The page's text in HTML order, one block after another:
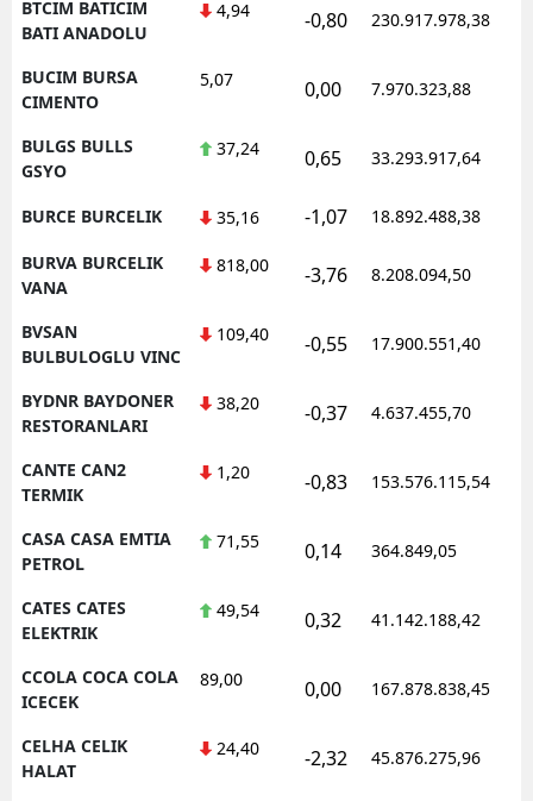
BTCIM BATICIM
BATI ANADOLU
4,94 -0,80 230.917.978,38
BUCIM BURSA
CIMENTO
5,07 0,00 7.970.323,88
BULGS BULLS
GSYO
37,24 0,65 33.293.917,64
BURCE BURCELIK 35,16 -1,07 18.892.488,38
BURVA BURCELIK
VANA
818,00 -3,76 8.208.094,50
BVSAN
BULBULOGLU VINC
109,40 -0,55 17.900.551,40
BYDNR BAYDONER
RESTORANLARI
38,20 -0,37 4.637.455,70
CANTE CAN2
TERMIK
1,20 -0,83 153.576.115,54
CASA CASA EMTIA
PETROL
71,55 0,14 364.849,05
CATES CATES
ELEKTRIK
49,54 0,32 41.142.188,42
CCOLA COCA COLA
ICECEK
89,00 0,00 167.878.838,45
CELHA CELIK
HALAT
24,40 -2,32 45.876.275,96